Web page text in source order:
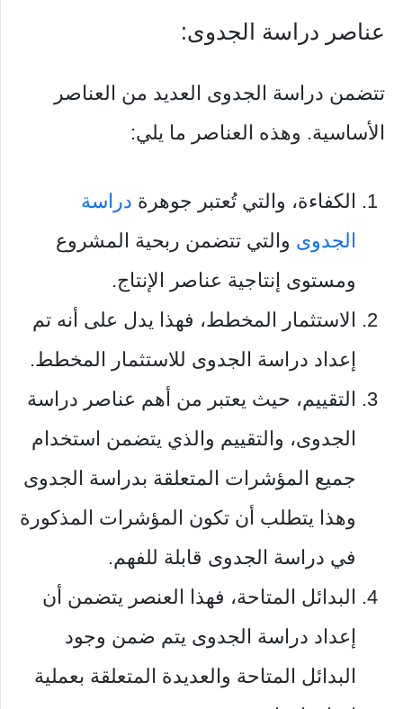
عناصر دراسة الجدوى:
تتضمن دراسة الجدوى العديد من العناصر
الأساسية. وهذه العناصر ما يلي:
الكفاءة، والتي تُعتبر جوهرة دراسة
الجدوى والتي تتضمن ربحية المشروع
ومستوى إنتاجية عناصر الإنتاج.
الاستثمار المخطط، فهذا يدل على أنه تم
إعداد دراسة الجدوى للاستثمار المخطط.
التقييم، حيث يعتبر من أهم عناصر دراسة
الجدوى، والتقييم والذي يتضمن استخدام
جميع المؤشرات المتعلقة بدراسة الجدوى
وهذا يتطلب أن تكون المؤشرات المذكورة
في دراسة الجدوى قابلة للفهم.
البدائل المتاحة، فهذا العنصر يتضمن أن
إعداد دراسة الجدوى يتم ضمن وجود
البدائل المتاحة والعديدة المتعلقة بعملية